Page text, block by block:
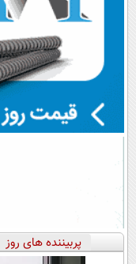
پربیننده های روز